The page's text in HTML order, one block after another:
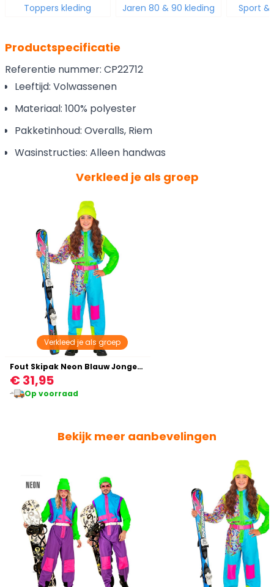
Toppers kleding Jaren 80 & 90 kleding Sport &
Productspecificatie
Referentie nummer: CP22712
Leeftijd: Volwassenen
Materiaal: 100% polyester
Pakketinhoud: Overalls, Riem
Wasinstructies: Alleen handwas
Verkleed je als groep
Verkleed je als groep
Fout Skipak Neon Blauw Jongens Meisjes
€ 31,95
Op voorraad
Bekijk meer aanbevelingen